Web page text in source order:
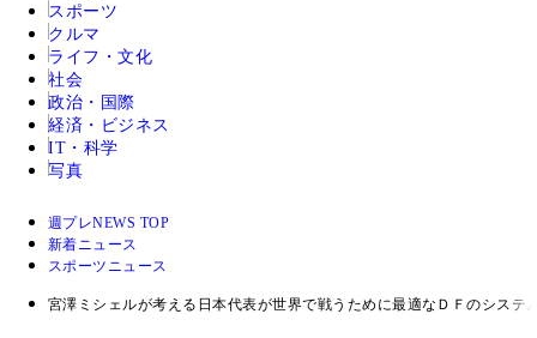
スポーツ
クルマ
ライフ・文化
社会
政治・国際
経済・ビジネス
IT・科学
写真
週プレNEWS TOP
新着ニュース
スポーツニュース
宮澤ミシェルが考える日本代表が世界で戦うために最適なＤＦのシス